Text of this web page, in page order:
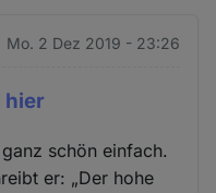
Mo. 2 Dez 2019 - 23:26
hier
schön einfach.
er: „Der hohe